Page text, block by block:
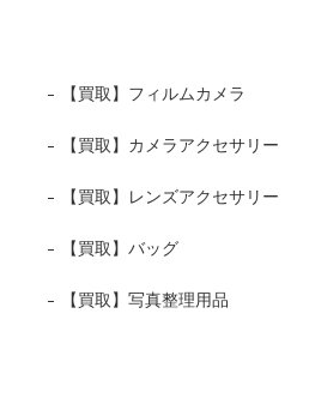
【買取】フィルムカメラ
【買取】カメラアクセサリー
【買取】レンズアクセサリー
【買取】バッグ
【買取】写真整理用品